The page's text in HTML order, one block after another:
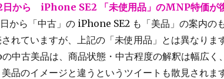
日から iPhone SE2 「未使用品」のMNP特価が
日から「中古」の iPhone SE2 も「美品」の案内の
れていますが、上記の「未使用品」とは異なりま
中古美品は、商品状態・中古程度の解釈は幅広く
品のイメージと違うというツイートも散見されます